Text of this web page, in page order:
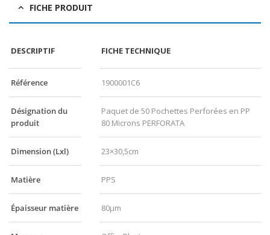
FICHE PRODUIT
DESCRIPTIF FICHE TECHNIQUE
Référence 1900001C6
Désignation du
produit
Paquet de 50 Pochettes Perforées en PP
80 Microns PERFORATA
Dimension (Lxl) 23×30,5cm
Matière PPS
Épaisseur matière 80µm